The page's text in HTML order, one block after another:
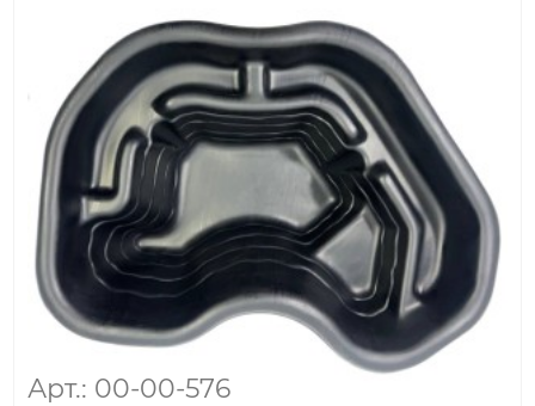
Арт.: 00-00-576